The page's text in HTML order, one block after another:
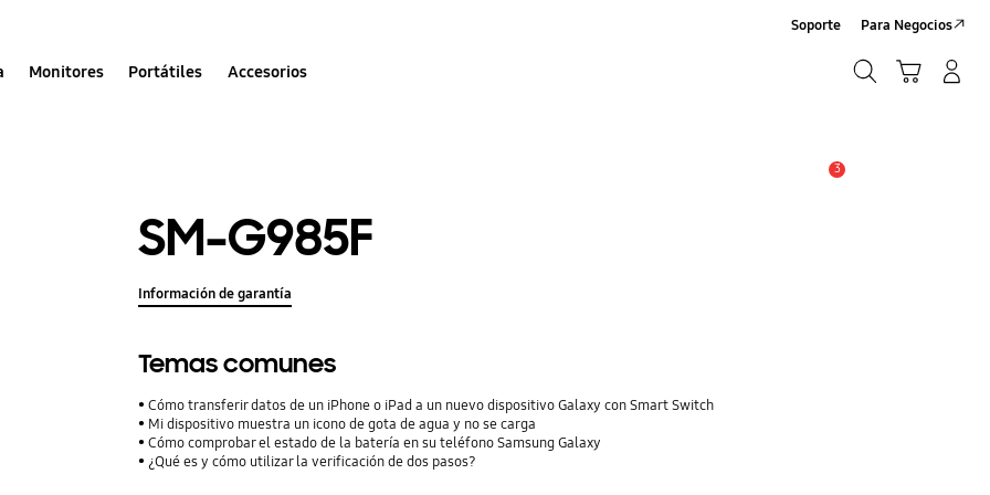
Monitores Portátiles Accesorios
Soporte Para Negocios
3
SM-G985F
Información de garantía
Temas comunes
Cómo transferir datos de un iPhone o iPad a un nuevo dispositivo Galaxy con Smart Switch
Mi dispositivo muestra un icono de gota de agua y no se carga
Cómo comprobar el estado de la batería en su teléfono Samsung Galaxy
¿Qué es y cómo utilizar la verificación de dos pasos?